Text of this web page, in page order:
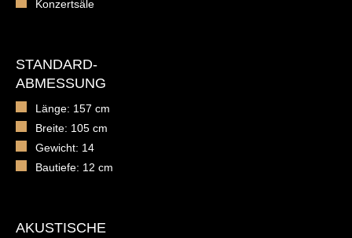
Konzertsäle
STANDARD-
ABMESSUNG
Länge: 157 cm
Breite: 105 cm
Gewicht: 14
Bautiefe: 12 cm
AKUSTISCHE